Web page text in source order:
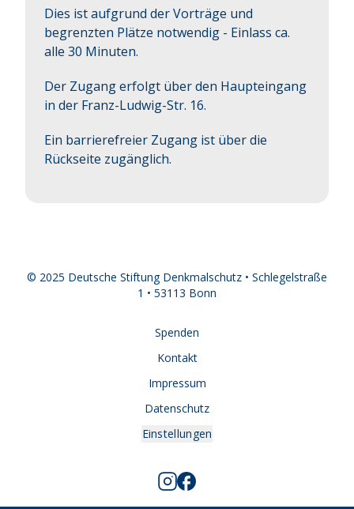
Dies ist aufgrund der Vorträge und
begrenzten Plätze notwendig - Einlass ca.
alle 30 Minuten.
Der Zugang erfolgt über den Haupteingang
in der Franz-Ludwig-Str. 16.
Ein barrierefreier Zugang ist über die
Rückseite zugänglich.
© 2025 Deutsche Stiftung Denkmalschutz • Schlegelstraße
1 • 53113 Bonn
Spenden
Kontakt
Impressum
Datenschutz
Einstellungen